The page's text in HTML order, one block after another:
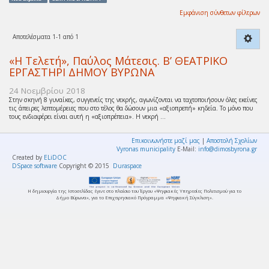
Εμφάνιση σύνθετων φίλτρων
Αποτελέσματα 1-1 από 1
«Η Τελετή», Παύλος Μάτεσις. Β’ ΘΕΑΤΡΙΚΟ
ΕΡΓΑΣΤΗΡΙ ΔΗΜΟΥ ΒΥΡΩΝΑ
24 Νοεμβρίου 2018
Στην σκηνή 8 γυναίκες, συγγενείς της νεκρής, αγωνίζονται να ταχτοποιήσουν όλες εκείνες
τις άπειρες λεπτομέρειες που στο τέλος θα δώσουν μια «αξιοπρεπή» κηδεία. Το μόνο που
τους ενδιαφέρει είναι αυτή η «αξιοπρέπεια». Η νεκρή ...
Επικοινωνήστε μαζί μας | Αποστολή Σχολίων
Vyronas municipality E-Mail: info@dimosbyrona.gr
Created by ELiDOC
DSpace software Copyright © 2015 Duraspace
Η δημιουργία της Ιστοσελίδας έγινε στο πλαίσιο του Έργου «Ψηφιακές Υπηρεσίες Πολιτισμού για το
Δήμο Βύρωνα», για το Επιχειρησιακό Πρόγραμμα «Ψηφιακή Σύγκλιση».